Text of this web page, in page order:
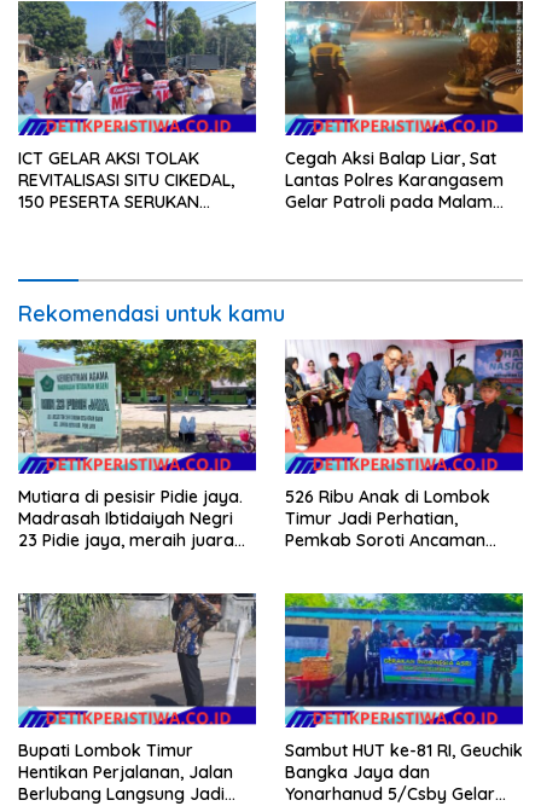
ICT GELAR AKSI TOLAK
REVITALISASI SITU CIKEDAL,
150 PESERTA SERUKAN
Cegah Aksi Balap Liar, Sat
Lantas Polres Karangasem
Gelar Patroli pada Malam
Rekomendasi untuk kamu
Mutiara di pesisir Pidie jaya.
Madrasah Ibtidaiyah Negri
23 Pidie jaya, meraih juara
526 Ribu Anak di Lombok
Timur Jadi Perhatian,
Pemkab Soroti Ancaman
Bupati Lombok Timur
Hentikan Perjalanan, Jalan
Berlubang Langsung Jadi
Sambut HUT ke-81 RI, Geuchik
Bangka Jaya dan
Yonarhanud 5/Csby Gelar